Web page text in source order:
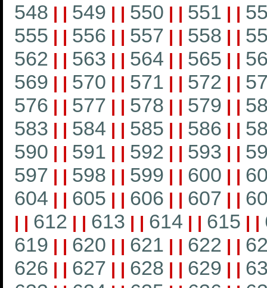
548 | | 549 | | 550 | | 551 | |
555 | | 556 | | 557 | | 558 | |
562 | | 563 | | 564 | | 565 | |
569 | | 570 | | 571 | | 572 | |
576 | | 577 | | 578 | | 579 | |
583 | | 584 | | 585 | | 586 | |
590 | | 591 | | 592 | | 593 | |
597 | | 598 | | 599 | | 600 | |
604 | | 605 | | 606 | | 607 | |
| | 612 | | 613 | | 614 | | 615 | |
619 | | 620 | | 621 | | 622 | |
626 | | 627 | | 628 | | 629 | |